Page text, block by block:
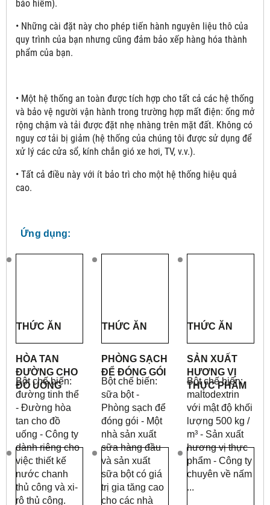
bảo hiểm).
• Những cài đặt này cho phép tiến hành nguyên liệu thô của
quy trình của bạn nhưng cũng đảm bảo xếp hàng hóa thành
phẩm của bạn.
• Một hệ thống an toàn được tích hợp cho tất cả các hệ thống
và bảo vệ người vận hành trong trường hợp mất điện: ống mở
rộng chậm và tải được đặt nhẹ nhàng trên mặt đất. Không có
nguy cơ tải bị giảm (hệ thống của chúng tôi được sử dụng để
xử lý các cửa sổ, kính chắn gió xe hơi, TV, v.v.).
• Tất cả điều này với ít bảo trì cho một hệ thống hiệu quả
cao.
Ứng dụng:
THỨC ĂN
HÒA TAN
ĐƯỜNG CHO
ĐỒ UỐNG
Bột chế biến:
đường tinh thể
- Đường hòa
tan cho đồ
uống - Công ty
dành riêng cho
việc thiết kế
nước chanh
thủ công và xi-
rô thủ công.
THỨC ĂN
PHÒNG SẠCH
ĐỂ ĐÓNG GÓI
Bột chế biến:
sữa bột -
Phòng sạch để
đóng gói - Một
nhà sản xuất
sữa hàng đầu
và sản xuất
sữa bột có giá
trị gia tăng cao
cho các nhà
THỨC ĂN
SẢN XUẤT
HƯƠNG VỊ
THỰC PHẨM
Bột chế biến:
maltodextrin
với mật độ khối
lượng 500 kg /
m³ - Sản xuất
hương vị thực
phẩm - Công ty
chuyên về nấm
...